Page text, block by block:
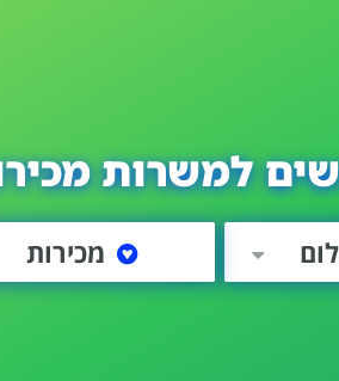
למשרות
מכירות